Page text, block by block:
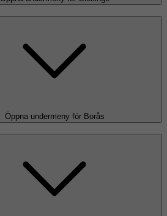
Öppna undermeny för Borås